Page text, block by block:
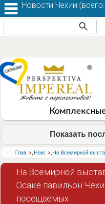
Показать
Главная›
Новости›
На Всемирной
Осаке павильон
посещаемых
Новости Чехии (